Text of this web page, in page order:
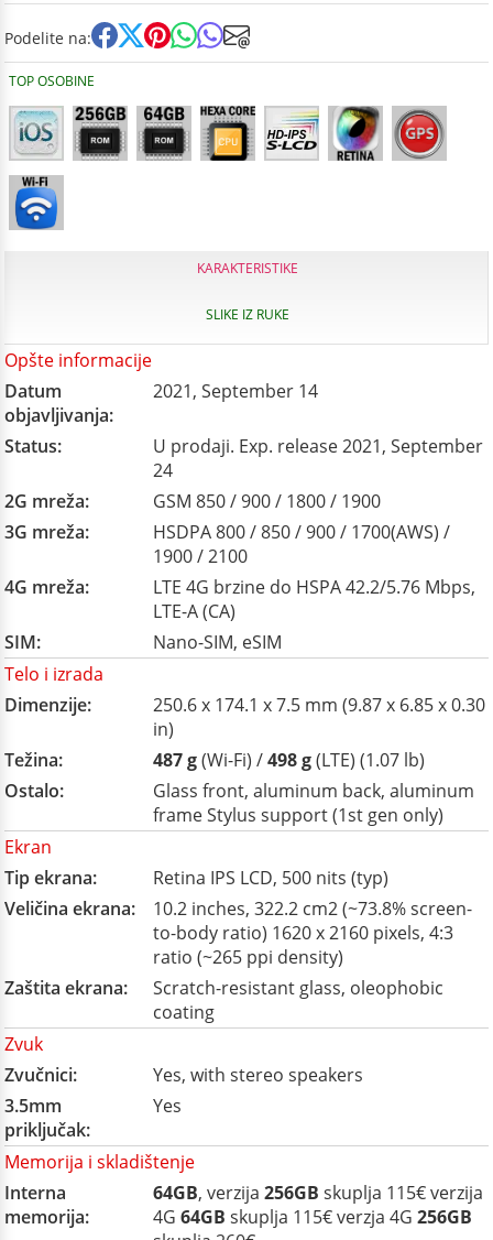
Podelite na:
TOP OSOBINE
KARAKTERISTIKE
SLIKE IZ RUKE
Opšte informacije
Datum
objavljivanja:
2021, September 14
Status:
U prodaji. Exp. release 2021, September
24
2G mreža:
GSM 850 / 900 / 1800 / 1900
3G mreža:
HSDPA 800 / 850 / 900 / 1700(AWS) /
1900 / 2100
4G mreža:
LTE 4G brzine do HSPA 42.2/5.76 Mbps,
LTE-A (CA)
SIM:
Nano-SIM, eSIM
Telo i izrada
Dimenzije:
250.6 x 174.1 x 7.5 mm (9.87 x 6.85 x 0.30
in)
Težina:
487 g(Wi-Fi) /498 g(LTE) (1.07 lb)
Ostalo:
Glass front, aluminum back, aluminum
frame Stylus support (1st gen only)
Ekran
Tip ekrana:
Retina IPS LCD, 500 nits (typ)
Veličina ekrana:
10.2 inches, 322.2 cm2 (~73.8% screen-
to-body ratio) 1620 x 2160 pixels, 4:3
ratio (~265 ppi density)
Zaštita ekrana:
Scratch-resistant glass, oleophobic
coating
Zvuk
Zvučnici:
Yes, with stereo speakers
3.5mm
priključak:
Yes
Memorija i skladištenje
Interna
memorija:
64GB, verzija 256GB skuplja 115€ verzija
4G 64GB skuplja 115€ verzja 4G 256GB